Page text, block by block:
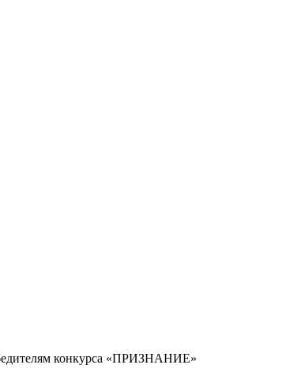
конкурса «ПРИЗНАНИЕ»